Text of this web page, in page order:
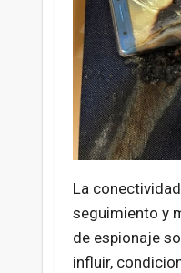
La
seguimiento y
de espionaje
influir,